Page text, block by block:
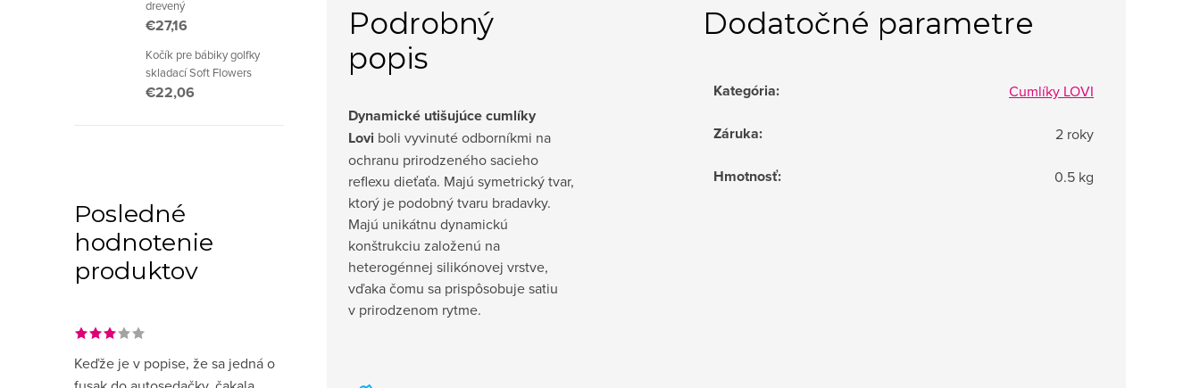
drevený
€27,16
Kočík pre bábiky golfky
skladací Soft Flowers
€22,06
Posledné
hodnotenie
produktov
Keďže je v popise, že sa jedná o
Podrobný
popis
Dynamické utišujúce cumlíky
Lovi boli vyvinuté odborníkmi na
ochranu prirodzeného sacieho
reflexu dieťaťa. Majú symetrický tvar,
ktorý je podobný tvaru bradavky.
Majú unikátnu dynamickú
konštrukciu založenú na
heterogénnej silikónovej vrstve,
vďaka čomu sa prispôsobuje satiu
v prirodzenom rytme.
Dodatočné parametre
Kategória: Cumlíky LOVI
Záruka: 2 roky
Hmotnosť: 0.5 kg